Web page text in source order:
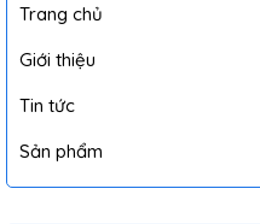
Trang chủ
Giới thiệu
Tin tức
Sản phẩm